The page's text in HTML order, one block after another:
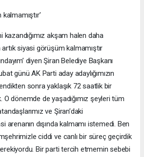
kazandığımız akşam halen daha
siyasi görüşüm kalmamıştır
diyen Şiran Belediye Başkanı
günü AK Parti aday adaylığımızın
sonra yaklaşık 72 saatlik bir
O dönemde de yaşadığımız şeyleri tüm
ve Şiran’daki
arenanın dışında kalmamı istemedi. Ben
ciddi ve canlı bir süreç geçirdik
Bir parti tercih etmemin sebebi